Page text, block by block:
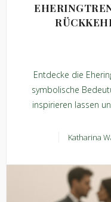
Entdecke die
symbolische
inspirieren lassen
Katharina